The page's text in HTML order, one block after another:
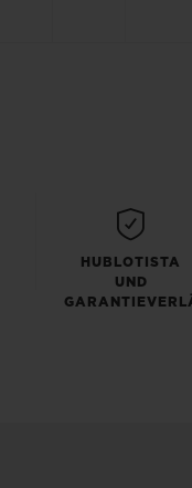
HUBLOTISTA
UND